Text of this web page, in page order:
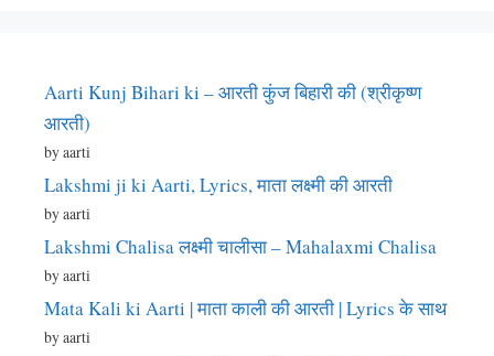
Aarti Kunj Bihari ki – आरती कुंज बिहारी की (श्रीकृष्ण
आरती)
by aarti
Lakshmi ji ki Aarti, Lyrics, माता लक्ष्मी की आरती
by aarti
Lakshmi Chalisa लक्ष्मी चालीसा – Mahalaxmi Chalisa
by aarti
Mata Kali ki Aarti | माता काली की आरती | Lyrics के साथ
by aarti